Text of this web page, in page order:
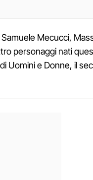
Mecucci,
personaggi nati
Uomini e Donne, il